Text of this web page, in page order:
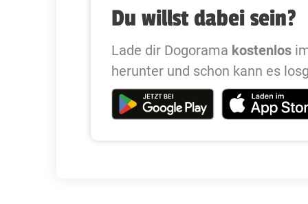
Du willst dabei sein?
Lade dir Dogorama kostenlos
herunter und schon kann es